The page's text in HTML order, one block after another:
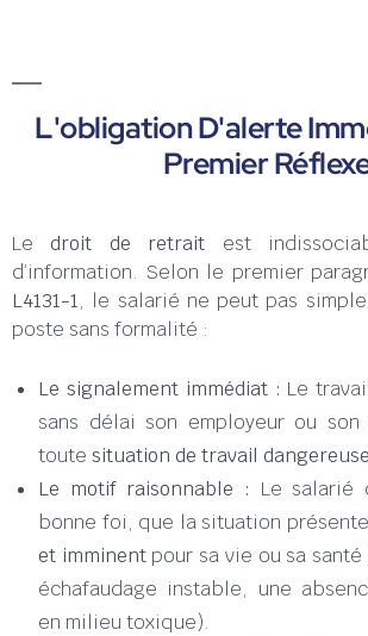
L'obligation D'alerte
Premier
Ledroit de retrait est
d’information. Selon le premier
L4131-1, le salarié ne peut pas
poste sans formalité :
Le signalement immédiat : Le
sans délai son employeur ou
toute situation de travail dangereuse
Le motif raisonnable : Le salarié
bonne foi, que la situation
et imminentpour sa vie ou sa santé
échafaudage instable, une
en milieu toxique).